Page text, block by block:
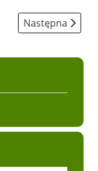
wewnętrznych
Następna
Następna